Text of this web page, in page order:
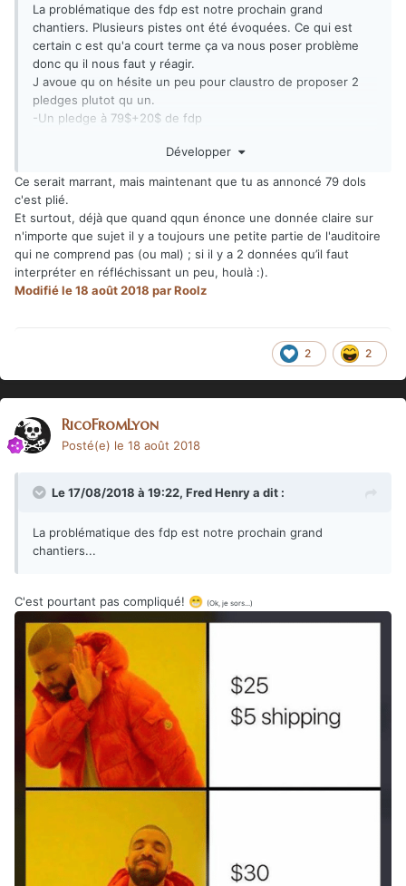
La problématique des fdp est notre prochain grand
chantiers. Plusieurs pistes ont été évoquées. Ce qui est
certain c est qu'a court terme ça va nous poser problème
donc qu il nous faut y réagir.
J avoue qu on hésite un peu pour claustro de proposer 2
pledges plutot qu un.
-Un pledge à 79$+20$ de fdp
Développer
Ce serait marrant, mais maintenant que tu as annoncé 79 dols
c'est plié.
Et surtout, déjà que quand qqun énonce une donnée claire sur
n'importe que sujet il y a toujours une petite partie de l'auditoire
qui ne comprend pas (ou mal) ; si il y a 2 données qu’il faut
interpréter en réfléchissant un peu, houlà :).
Modifiéle 18 août 2018 par Roolz
2 2
RicoFromLyon
Posté(e) le 18 août 2018
Le 17/08/2018 à 19:22, Fred Henrya dit :
La problématique des fdp est notre prochain grand
chantiers...
C'est pourtant pas compliqué! 😁 (Ok, je sors...)